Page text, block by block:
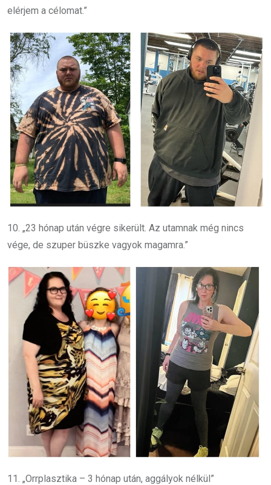
elérjem a célomat.”
10. „23 hónap után végre sikerült. Az utamnak még nincs
vége, de szuper büszke vagyok magamra.”
11. „Orrplasztika – 3 hónap után, aggályok nélkül”